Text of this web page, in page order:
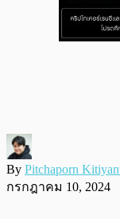
By Pitchaporn
กรกฎาคม 10, 2024